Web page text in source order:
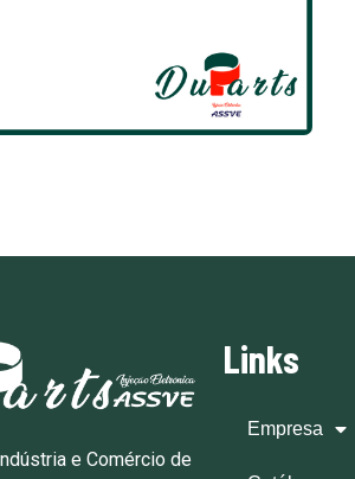
e Comércio de
Links
Empresa